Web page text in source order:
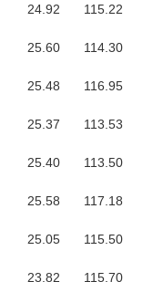
24.92 115.22
25.60 114.30
25.48 116.95
25.37 113.53
25.40 113.50
25.58 117.18
25.05 115.50
23.82 115.70